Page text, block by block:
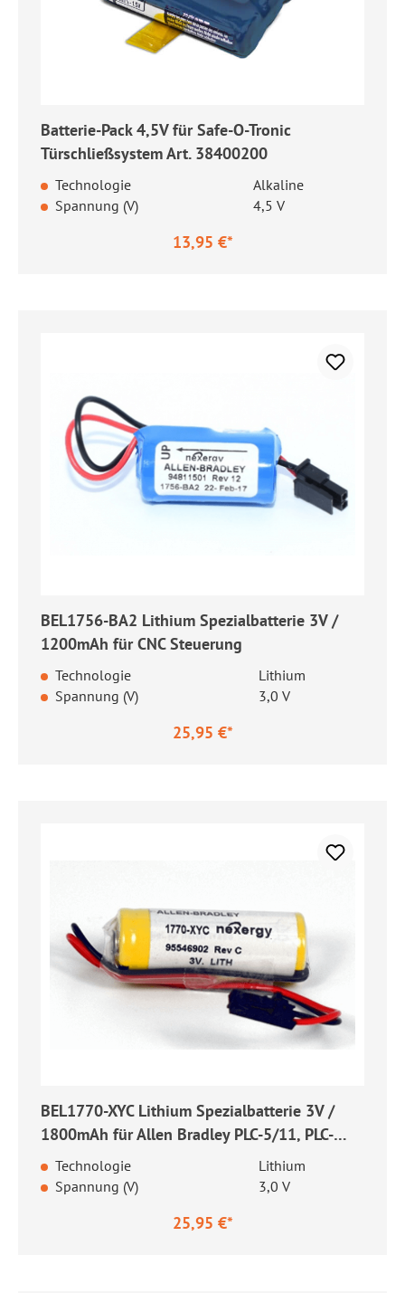
Batterie-Pack 4,5V für Safe-O-Tronic
Türschließsystem Art. 38400200
Technologie
Alkaline
Spannung (V)
4,5 V
13,95 €*
BEL1756-BA2 Lithium Spezialbatterie 3V /
1200mAh für CNC Steuerung
Technologie
Lithium
Spannung (V)
3,0 V
25,95 €*
BEL1770-XYC Lithium Spezialbatterie 3V /
1800mAh für Allen Bradley PLC-5/11, PLC-
5/20, PLC-5/30, PLC-5/40, PLC-5/60 CNC
Steuerung
Technologie
Lithium
Spannung (V)
3,0 V
25,95 €*